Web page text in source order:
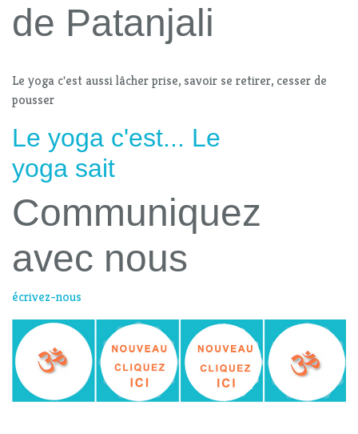
de Patanjali
Le yoga c'est aussi lâcher prise, savoir se retirer, cesser de
pousser
Le yoga c'est... Le
yoga sait
Communiquez
avec nous
écrivez-nous